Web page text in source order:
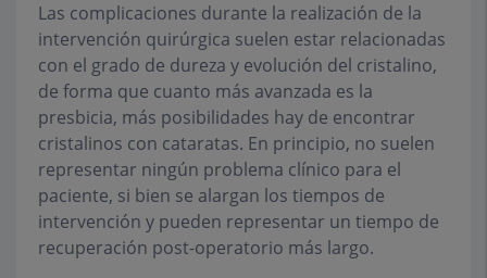
Las complicaciones durante la realización de la
intervención quirúrgica suelen estar relacionadas
con el grado de dureza y evolución del cristalino,
de forma que cuanto más avanzada es la
presbicia, más posibilidades hay de encontrar
cristalinos con cataratas. En principio, no suelen
representar ningún problema clínico para el
paciente, si bien se alargan los tiempos de
intervención y pueden representar un tiempo de
recuperación post-operatorio más largo.